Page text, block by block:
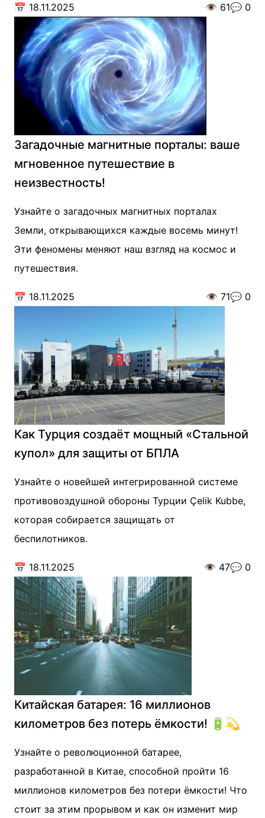
📅 18.11.2025 👁️ 61💬 0
Загадочные магнитные порталы: ваше
мгновенное путешествие в
неизвестность!
Узнайте о загадочных магнитных порталах
Земли, открывающихся каждые восемь минут!
Эти феномены меняют наш взгляд на космос и
путешествия.
📅 18.11.2025 👁️ 71💬 0
Как Турция создаёт мощный «Стальной
купол» для защиты от БПЛА
Узнайте о новейшей интегрированной системе
противовоздушной обороны Турции Çelik Kubbe,
которая собирается защищать от
беспилотников.
📅 18.11.2025 👁️ 47💬 0
Китайская батарея: 16 миллионов
километров без потерь ёмкости! 🔋💫
Узнайте о революционной батарее,
разработанной в Китае, способной пройти 16
миллионов километров без потери ёмкости! Что
стоит за этим прорывом и как он изменит мир